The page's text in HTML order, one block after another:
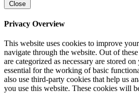
Close
Privacy Overview
This website uses cookies to improve
navigate through the website. Out of
are categorized as necessary are stored
essential for the working of basic
also use third-party cookies that help us
you use this website. These cookies will